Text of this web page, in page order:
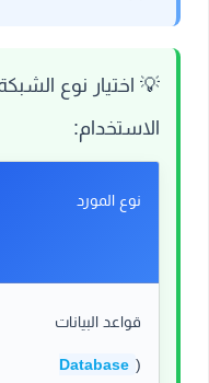
💡 اختيار نوع
الاستخدام:
نوع المورد
قواعد البيانات
(
Database